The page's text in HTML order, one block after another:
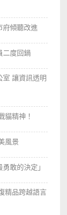
府傾聽改進
度回鍋
室 讓資訊透明
貓精神！
風景
敢的決定」
精品跨越語言